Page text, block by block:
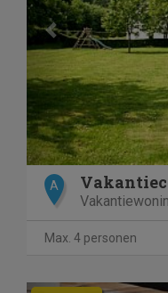
A
Max. 4 personen